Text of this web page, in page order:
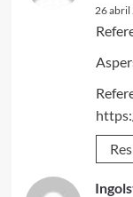
26 abril